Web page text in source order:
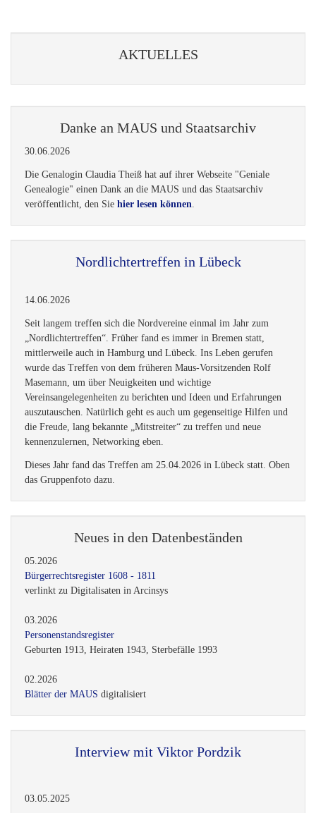
AKTUELLES
Danke an MAUS und Staatsarchiv
30.06.2026
Die Genalogin Claudia Theiß hat auf ihrer Webseite "Geniale
Genealogie" einen Dank an die MAUS und das Staatsarchiv
veröffentlicht, den Sie hier lesen können.
Nordlichtertreffen in Lübeck
14.06.2026
Seit langem treffen sich die Nordvereine einmal im Jahr zum
„Nordlichtertreffen“. Früher fand es immer in Bremen statt,
mittlerweile auch in Hamburg und Lübeck. Ins Leben gerufen
wurde das Treffen von dem früheren Maus-Vorsitzenden Rolf
Masemann, um über Neuigkeiten und wichtige
Vereinsangelegenheiten zu berichten und Ideen und Erfahrungen
auszutauschen. Natürlich geht es auch um gegenseitige Hilfen und
die Freude, lang bekannte „Mitstreiter“ zu treffen und neue
kennenzulernen, Networking eben.
Dieses Jahr fand das Treffen am 25.04.2026 in Lübeck statt. Oben
das Gruppenfoto dazu.
Neues in den Datenbeständen
05.2026
Bürgerrechtsregister 1608 - 1811
verlinkt zu Digitalisaten in Arcinsys
03.2026
Personenstandsregister
Geburten 1913, Heiraten 1943, Sterbefälle 1993
02.2026
Blätter der MAUS digitalisiert
Interview mit Viktor Pordzik
03.05.2025